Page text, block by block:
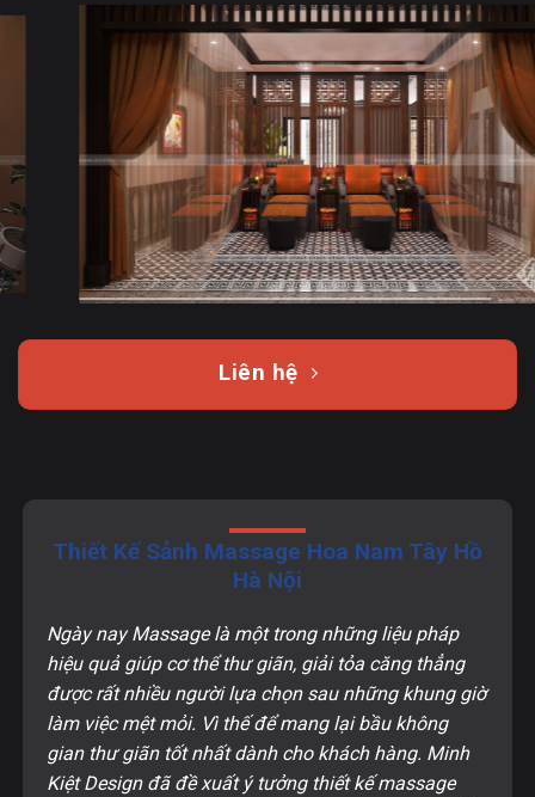
kinh doanh của bạn. Mỗi phong cách thiết kế khác nhau
đều có nét đẹp riêng biệt mà bạn có thể khai thác. Vì
thế nếu bạn đang có ý tưởng mở spa nhưng chưa có ý
tưởng thiết kế phù hợp thì hãy liên hệ ngay với Minh
Kiệt Design qua số hotline:0973 555 858
để được tư
vấn quy trìnhsetup spachuẩn, chuyên nghiệp.
Liên hệ
Thiết Kế Sảnh Massage Hoa Nam Tây Hồ
Hà Nội
Ngày nay Massage là một trong những liệu pháp
hiệu quả giúp cơ thể thư giãn, giải tỏa căng thẳng
được rất nhiều người lựa chọn sau những khung giờ
làm việc mệt mỏi. Vì thế để mang lại bầu không
gian thư giãn tốt nhất dành cho khách hàng. Minh
Kiệt Design đã đề xuất ý tưởng thiết kế massage